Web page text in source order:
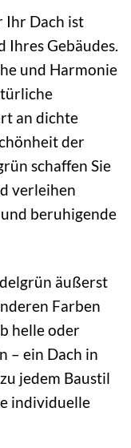
Ihr Dach ist
Ihres Gebäudes.
und Harmonie
an dichte
der
schaffen Sie
verleihen
beruhigende
äußerst
Farben
helle oder
– ein Dach in
jedem Baustil
individuelle